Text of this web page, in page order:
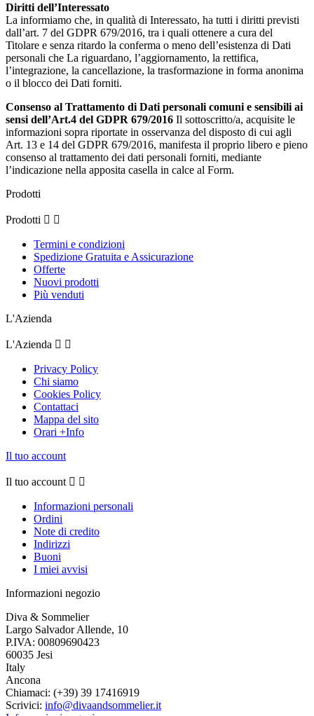
Diritti dell’Interessato
La informiamo che, in qualità di Interessato, ha tutti i diritti previsti
dall’art. 7 del GDPR 679/2016, tra i quali ottenere a cura del
Titolare e senza ritardo la conferma o meno dell’esistenza di Dati
personali che La riguardano, l’aggiornamento, la rettifica,
l’integrazione, la cancellazione, la trasformazione in forma anonima
o il blocco dei Dati forniti.
Consenso al Trattamento di Dati personali comuni e sensibili ai
sensi dell’Art.4 del GDPR 679/2016 Il sottoscritto/a, acquisite le
informazioni sopra riportate in osservanza del disposto di cui agli
Art. 13 e 14 del GDPR 679/2016, manifesta il proprio libero e pieno
consenso al trattamento dei dati personali forniti, mediante
l’indicazione nella apposita casella in calce al Form.
Prodotti
Prodotti  
Termini e condizioni
Spedizione Gratuita e Assicurazione
Offerte
Nuovi prodotti
Più venduti
L'Azienda
L'Azienda  
Privacy Policy
Chi siamo
Cookies Policy
Contattaci
Mappa del sito
Orari +Info
Il tuo account
Il tuo account  
Informazioni personali
Ordini
Note di credito
Indirizzi
Buoni
I miei avvisi
Informazioni negozio
Diva & Sommelier
Largo Salvador Allende, 10
P.IVA: 00809690423
60035 Jesi
Italy
Ancona
Chiamaci: (+39) 39 17416919
Scrivici: info@divaandsommelier.it